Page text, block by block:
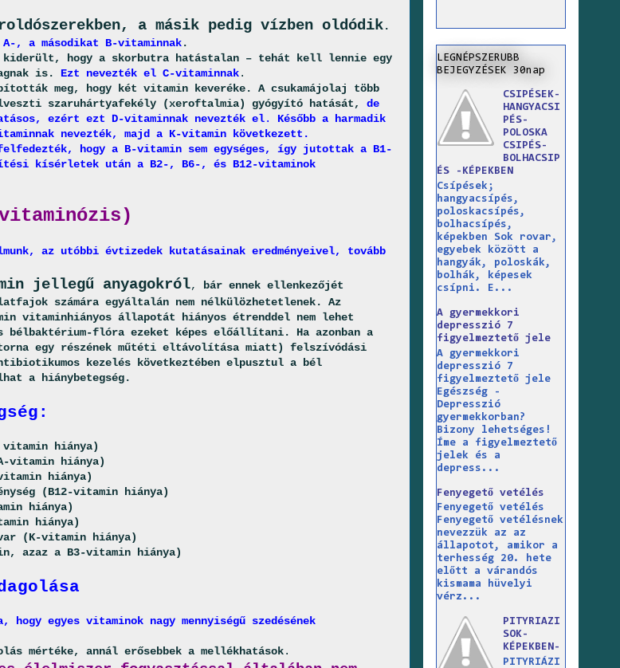
a másik pedig vízben oldódik.
, a másodikat B-vitaminnak.
kiderült, hogy a skorbutra hatástalan – tehát kell lennie egy
is. Ezt nevezték el C-vitaminnak.
meg, hogy két vitamin keveréke. A csukamájolaj több
szaruhártyafekély (xeroftalmia) gyógyító hatását, de
ezért ezt D-vitaminnak nevezték el.
Később a harmadik
nevezték, majd a K-vitamin következett.
felfedezték, hogy a B-vitamin sem egységes, így jutottak a B1-
kísérletek után a B2-, B6-, és B12-vitaminok
az utóbbi évtizedek kutatásainak eredményeivel, tovább
jellegű anyagokról,
bár ennek ellenkezőjét
számára egyáltalán nem nélkülözhetetlenek. Az
vitaminhiányos állapotát hiányos étrenddel nem lehet
flóra ezeket képes előállítani. Ha azonban a
egy részének műtéti eltávolítása miatt) felszívódási
kezelés következtében elpusztul a bél
a hiánybetegség.
vitamin hiánya)
vitamin hiánya)
hiánya)
(B12-vitamin hiánya)
hiánya)
hiánya)
(K-vitamin hiánya)
azaz a B3-vitamin hiánya)
hogy egyes vitaminok nagy mennyiségű szedésének
mértéke, annál erősebbek a mellékhatások.
LEGNÉPSZERUBB
BEJEGYZÉSEK 30nap
CSIPÉSEK-
HANGYACSI
PÉS-
POLOSKA
CSIPÉS-
BOLHACSIP
ÉS -KÉPEKBEN
Csípések;
hangyacsípés,
poloskacsípés,
bolhacsípés,
képekben Sok rovar,
egyebek között a
hangyák, poloskák,
bolhák, képesek
csípni. E...
A gyermekkori
depresszió 7
figyelmeztető jele
A gyermekkori
depresszió 7
figyelmeztető jele
Egészség -
Depresszió
gyermekkorban?
Bizony lehetséges!
Íme a figyelmeztető
jelek és a
depress...
Fenyegető vetélés
Fenyegető vetélés
Fenyegető vetélésnek
nevezzük az az
állapotot, amikor a
terhesség 20. hete
előtt a várandós
kismama hüvelyi
vérz...
PITYRIAZI
SOK-
KÉPEKBEN-
PITYRIÁZI